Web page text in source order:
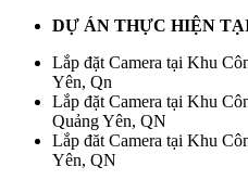
DỰ ÁN THỰC HIỆN
Lắp đặt Camera tại Khu
Yên, Qn
Lắp đặt Camera tại Khu
Quảng Yên, QN
Lắp đăt Camera tại Khu
Yên, QN